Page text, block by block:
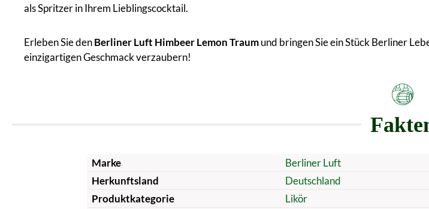
als Spritzer in Ihrem Lieblingscocktail.
Erleben Sie denBerliner Luft Himbeer Lemon Traumund bringen Sie ein Stück Berliner
einzigartigen Geschmack verzaubern!
Marke
Berliner Luft
Herkunftsland
Deutschland
Produktkategorie
Likör